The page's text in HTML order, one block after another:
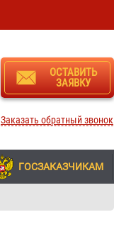
ОСТАВИТЬ
ЗАЯВКУ
Заказать обратный звонок
ГОСЗАКАЗЧИКАМ